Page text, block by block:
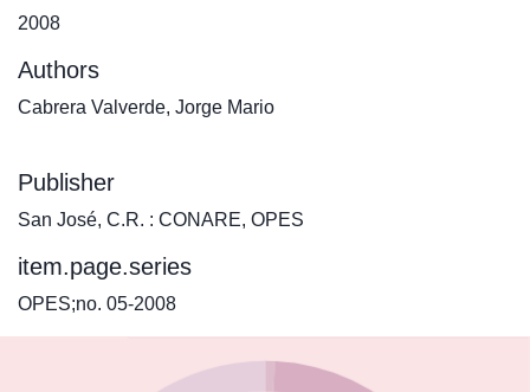
2008
Authors
Cabrera Valverde, Jorge Mario
Publisher
San José, C.R. : CONARE, OPES
item.page.series
OPES;no. 05-2008